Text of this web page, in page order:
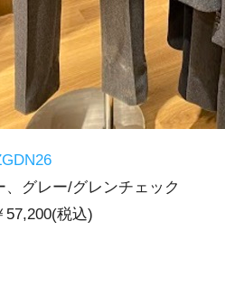
、グレー/グレンチェック
57,200(税込)